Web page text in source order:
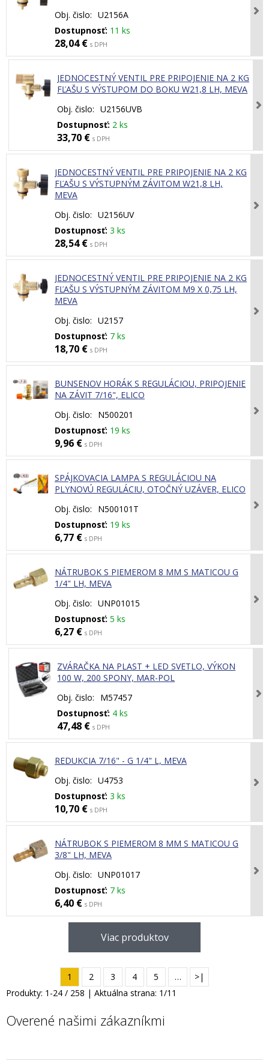
Obj. čislo: U2156A
Dostupnosť: 11 ks
28,04 € s DPH
JEDNOCESTNÝ VENTIL PRE PRIPOJENIE NA 2 KG
FĽAŠU S VÝSTUPOM DO BOKU W21,8 LH, MEVA
Obj. čislo: U2156UVB
Dostupnosť: 2 ks
33,70 € s DPH
JEDNOCESTNÝ VENTIL PRE PRIPOJENIE NA 2 KG
FĽAŠU S VÝSTUPNÝM ZÁVITOM W21,8 LH,
MEVA
Obj. čislo: U2156UV
Dostupnosť: 3 ks
28,54 € s DPH
JEDNOCESTNÝ VENTIL PRE PRIPOJENIE NA 2 KG
FĽAŠU S VÝSTUPNÝM ZÁVITOM M9 X 0,75 LH,
MEVA
Obj. čislo: U2157
Dostupnosť: 7 ks
18,70 € s DPH
BUNSENOV HORÁK S REGULÁCIOU, PRIPOJENIE
NA ZÁVIT 7/16", ELICO
Obj. čislo:
N500201
Dostupnosť: 19 ks
9,96 € s DPH
SPÁJKOVACIA LAMPA S REGULÁCIOU NA
PLYNOVÚ REGULÁCIU, OTOČNÝ UZÁVER, ELICO
Obj. čislo:
N500101T
Dostupnosť: 19 ks
6,77 € s DPH
NÁTRUBOK S PIEMEROM 8 MM S MATICOU G
1/4" LH, MEVA
Obj. čislo: UNP01015
Dostupnosť: 5 ks
6,27 € s DPH
ZVÁRAČKA NA PLAST + LED SVETLO, VÝKON
100 W, 200 SPONY, MAR-POL
Obj. čislo:
M57457
Dostupnosť: 4 ks
47,48 € s DPH
REDUKCIA 7/16" - G 1/4" L, MEVA
Obj. čislo: U4753
Dostupnosť: 3 ks
10,70 € s DPH
NÁTRUBOK S PIEMEROM 8 MM S MATICOU G
3/8" LH, MEVA
Obj. čislo: UNP01017
Dostupnosť: 7 ks
6,40 € s DPH
Viac produktov
1 2 3 4 5 …
>|
Produkty: 1 -24 / 258 | Aktuálna strana: 1/11
Overené našimi zákazníkmi